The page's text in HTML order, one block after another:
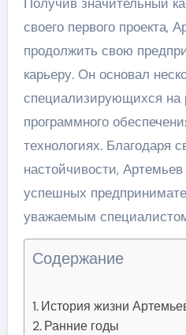
своего первого проекта,
продолжить свою
карьеру. Он основал
специализирующихся на
программного
технологиях. Благодаря
настойчивости,
успешных
уважаемым
Содержание
История жизни
Ранние годы